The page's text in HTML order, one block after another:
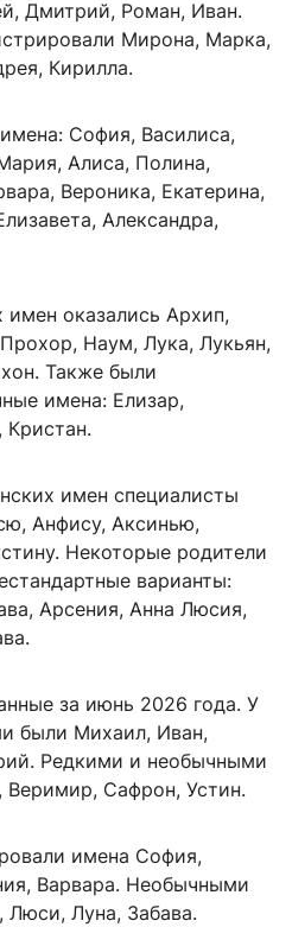
Дмитрий, Роман, Иван.
Мирона, Марка,
Кирилла.
София, Василиса,
Алиса, Полина,
Вероника, Екатерина,
Александра,
оказались Архип,
Наум, Лука, Лукьян,
Также были
имена: Елизар,
Кристан.
имен специалисты
Анфису, Аксинью,
Некоторые родители
варианты:
Арсения, Анна Люсия,
за июнь 2026 года. У
были Михаил, Иван,
Редкими и необычными
Веримир, Сафрон, Устин.
имена София,
Варвара. Необычными
Люси, Луна, Забава.